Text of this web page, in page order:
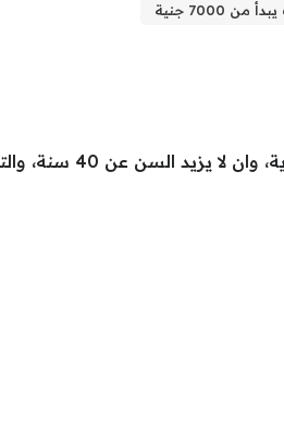
جنية
40 سنة، والتفرغ التام.